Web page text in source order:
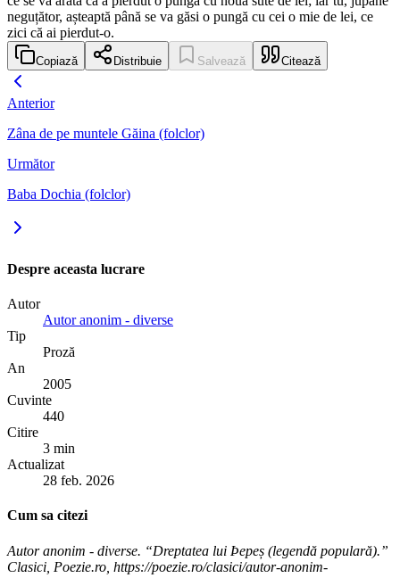
neguțător, așteaptă până se va găsi o pungă cu cei o mie de lei, ce
zici că ai pierdut-o.
Copiază Distribuie Salvează Citează
Anterior
Zâna de pe muntele Găina (folclor)
Următor
Baba Dochia (folclor)
Despre aceasta lucrare
Autor
Autor anonim - diverse
Tip
Proză
An
2005
Cuvinte
440
Citire
3 min
Actualizat
28 feb. 2026
Cum sa citezi
Autor anonim - diverse. “Dreptatea lui Þepeș (legendă populară).”
Clasici, Poezie.ro, https://poezie.ro/clasici/autor-anonim-